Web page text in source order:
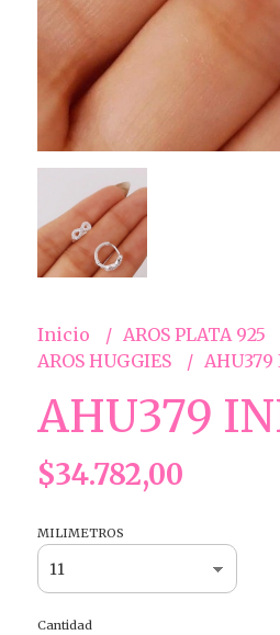
Inicio
AROS PLATA 925
AROS HUGGIES
AHU379
$34.782,00
MILIMETROS
Cantidad